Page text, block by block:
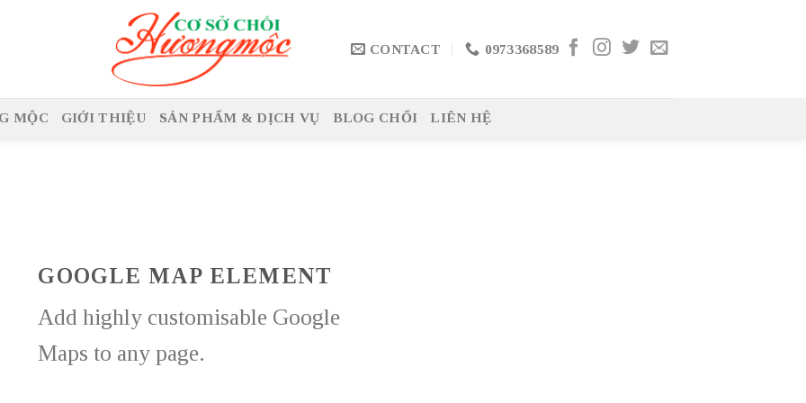
CONTACT 0973368589
MỘC GIỚI THIỆU SẢN PHẨM & DỊCH VỤ BLOG CHỔI LIÊN HỆ
GOOGLE MAP ELEMENT
Add highly customisable Google
Maps to any page.